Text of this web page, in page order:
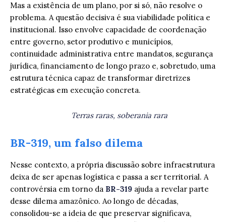
Mas a existência de um plano, por si só, não resolve o
problema. A questão decisiva é sua viabilidade política e
institucional. Isso envolve capacidade de coordenação
entre governo, setor produtivo e municípios,
continuidade administrativa entre mandatos, segurança
jurídica, financiamento de longo prazo e, sobretudo, uma
estrutura técnica capaz de transformar diretrizes
estratégicas em execução concreta.
Terras raras, soberania rara
BR-319, um falso dilema
Nesse contexto, a própria discussão sobre infraestrutura
deixa de ser apenas logística e passa a ser territorial. A
controvérsia em torno da BR-319 ajuda a revelar parte
desse dilema amazônico. Ao longo de décadas,
consolidou-se a ideia de que preservar significava,